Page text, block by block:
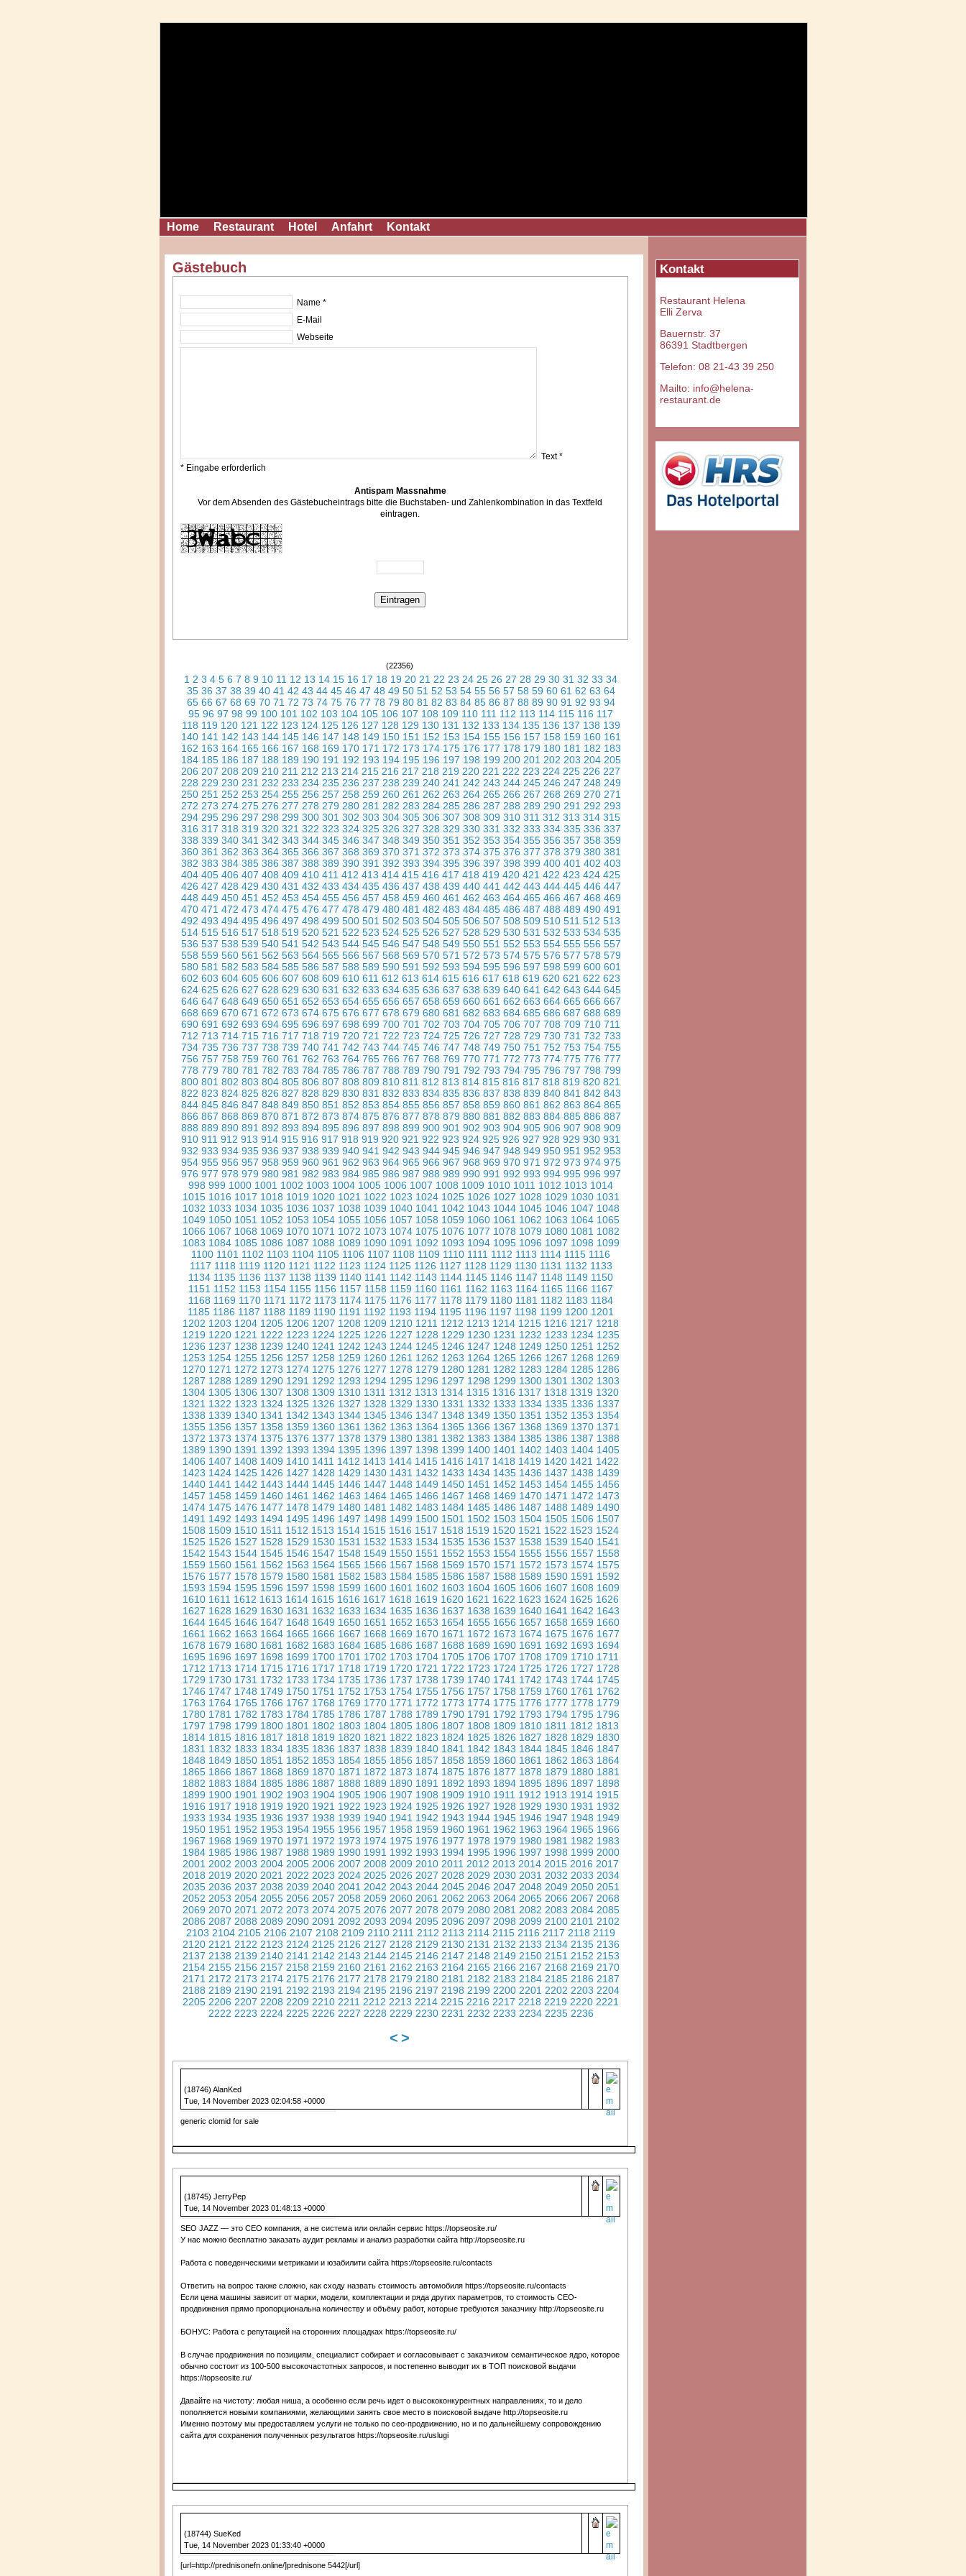
Home Restaurant Hotel Anfahrt Kontakt
Gästebuch
Name *
E-Mail
Webseite
Text *
* Eingabe erforderlich
Antispam Massnahme
Vor dem Absenden des Gästebucheintrags bitte die Buchstaben- und Zahlenkombination in das Textfeld
eintragen.
(22356)
1 2 3 4 5 6 7 8 9 10 11 12 13 14 15 16 17 18 19 20 21 22 23 24 25 26 27 28 29 30 31 32 33 34
35 36 37 38 39 40 41 42 43 44 45 46 47 48 49 50 51 52 53 54 55 56 57 58 59 60 61 62 63 64
65 66 67 68 69 70 71 72 73 74 75 76 77 78 79 80 81 82 83 84 85 86 87 88 89 90 91 92 93 94
95 96 97 98 99 100 101 102 103 104 105 106 107 108 109 110 111 112 113 114 115 116 117
118 119 120 121 122 123 124 125 126 127 128 129 130 131 132 133 134 135 136 137 138 139
140 141 142 143 144 145 146 147 148 149 150 151 152 153 154 155 156 157 158 159 160 161
162 163 164 165 166 167 168 169 170 171 172 173 174 175 176 177 178 179 180 181 182 183
184 185 186 187 188 189 190 191 192 193 194 195 196 197 198 199 200 201 202 203 204 205
206 207 208 209 210 211 212 213 214 215 216 217 218 219 220 221 222 223 224 225 226 227
228 229 230 231 232 233 234 235 236 237 238 239 240 241 242 243 244 245 246 247 248 249
250 251 252 253 254 255 256 257 258 259 260 261 262 263 264 265 266 267 268 269 270 271
272 273 274 275 276 277 278 279 280 281 282 283 284 285 286 287 288 289 290 291 292 293
294 295 296 297 298 299 300 301 302 303 304 305 306 307 308 309 310 311 312 313 314 315
316 317 318 319 320 321 322 323 324 325 326 327 328 329 330 331 332 333 334 335 336 337
338 339 340 341 342 343 344 345 346 347 348 349 350 351 352 353 354 355 356 357 358 359
360 361 362 363 364 365 366 367 368 369 370 371 372 373 374 375 376 377 378 379 380 381
382 383 384 385 386 387 388 389 390 391 392 393 394 395 396 397 398 399 400 401 402 403
404 405 406 407 408 409 410 411 412 413 414 415 416 417 418 419 420 421 422 423 424 425
426 427 428 429 430 431 432 433 434 435 436 437 438 439 440 441 442 443 444 445 446 447
448 449 450 451 452 453 454 455 456 457 458 459 460 461 462 463 464 465 466 467 468 469
470 471 472 473 474 475 476 477 478 479 480 481 482 483 484 485 486 487 488 489 490 491
492 493 494 495 496 497 498 499 500 501 502 503 504 505 506 507 508 509 510 511 512 513
514 515 516 517 518 519 520 521 522 523 524 525 526 527 528 529 530 531 532 533 534 535
536 537 538 539 540 541 542 543 544 545 546 547 548 549 550 551 552 553 554 555 556 557
558 559 560 561 562 563 564 565 566 567 568 569 570 571 572 573 574 575 576 577 578 579
580 581 582 583 584 585 586 587 588 589 590 591 592 593 594 595 596 597 598 599 600 601
602 603 604 605 606 607 608 609 610 611 612 613 614 615 616 617 618 619 620 621 622 623
624 625 626 627 628 629 630 631 632 633 634 635 636 637 638 639 640 641 642 643 644 645
646 647 648 649 650 651 652 653 654 655 656 657 658 659 660 661 662 663 664 665 666 667
668 669 670 671 672 673 674 675 676 677 678 679 680 681 682 683 684 685 686 687 688 689
690 691 692 693 694 695 696 697 698 699 700 701 702 703 704 705 706 707 708 709 710 711
712 713 714 715 716 717 718 719 720 721 722 723 724 725 726 727 728 729 730 731 732 733
734 735 736 737 738 739 740 741 742 743 744 745 746 747 748 749 750 751 752 753 754 755
756 757 758 759 760 761 762 763 764 765 766 767 768 769 770 771 772 773 774 775 776 777
778 779 780 781 782 783 784 785 786 787 788 789 790 791 792 793 794 795 796 797 798 799
800 801 802 803 804 805 806 807 808 809 810 811 812 813 814 815 816 817 818 819 820 821
822 823 824 825 826 827 828 829 830 831 832 833 834 835 836 837 838 839 840 841 842 843
844 845 846 847 848 849 850 851 852 853 854 855 856 857 858 859 860 861 862 863 864 865
866 867 868 869 870 871 872 873 874 875 876 877 878 879 880 881 882 883 884 885 886 887
888 889 890 891 892 893 894 895 896 897 898 899 900 901 902 903 904 905 906 907 908 909
910 911 912 913 914 915 916 917 918 919 920 921 922 923 924 925 926 927 928 929 930 931
932 933 934 935 936 937 938 939 940 941 942 943 944 945 946 947 948 949 950 951 952 953
954 955 956 957 958 959 960 961 962 963 964 965 966 967 968 969 970 971 972 973 974 975
976 977 978 979 980 981 982 983 984 985 986 987 988 989 990 991 992 993 994 995 996 997
998 999 1000 1001 1002 1003 1004 1005 1006 1007 1008 1009 1010 1011 1012 1013 1014
1015 1016 1017 1018 1019 1020 1021 1022 1023 1024 1025 1026 1027 1028 1029 1030 1031
1032 1033 1034 1035 1036 1037 1038 1039 1040 1041 1042 1043 1044 1045 1046 1047 1048
1049 1050 1051 1052 1053 1054 1055 1056 1057 1058 1059 1060 1061 1062 1063 1064 1065
1066 1067 1068 1069 1070 1071 1072 1073 1074 1075 1076 1077 1078 1079 1080 1081 1082
1083 1084 1085 1086 1087 1088 1089 1090 1091 1092 1093 1094 1095 1096 1097 1098 1099
1100 1101 1102 1103 1104 1105 1106 1107 1108 1109 1110 1111 1112 1113 1114 1115 1116
1117 1118 1119 1120 1121 1122 1123 1124 1125 1126 1127 1128 1129 1130 1131 1132 1133
1134 1135 1136 1137 1138 1139 1140 1141 1142 1143 1144 1145 1146 1147 1148 1149 1150
1151 1152 1153 1154 1155 1156 1157 1158 1159 1160 1161 1162 1163 1164 1165 1166 1167
1168 1169 1170 1171 1172 1173 1174 1175 1176 1177 1178 1179 1180 1181 1182 1183 1184
1185 1186 1187 1188 1189 1190 1191 1192 1193 1194 1195 1196 1197 1198 1199 1200 1201
1202 1203 1204 1205 1206 1207 1208 1209 1210 1211 1212 1213 1214 1215 1216 1217 1218
1219 1220 1221 1222 1223 1224 1225 1226 1227 1228 1229 1230 1231 1232 1233 1234 1235
1236 1237 1238 1239 1240 1241 1242 1243 1244 1245 1246 1247 1248 1249 1250 1251 1252
1253 1254 1255 1256 1257 1258 1259 1260 1261 1262 1263 1264 1265 1266 1267 1268 1269
1270 1271 1272 1273 1274 1275 1276 1277 1278 1279 1280 1281 1282 1283 1284 1285 1286
1287 1288 1289 1290 1291 1292 1293 1294 1295 1296 1297 1298 1299 1300 1301 1302 1303
1304 1305 1306 1307 1308 1309 1310 1311 1312 1313 1314 1315 1316 1317 1318 1319 1320
1321 1322 1323 1324 1325 1326 1327 1328 1329 1330 1331 1332 1333 1334 1335 1336 1337
1338 1339 1340 1341 1342 1343 1344 1345 1346 1347 1348 1349 1350 1351 1352 1353 1354
1355 1356 1357 1358 1359 1360 1361 1362 1363 1364 1365 1366 1367 1368 1369 1370 1371
1372 1373 1374 1375 1376 1377 1378 1379 1380 1381 1382 1383 1384 1385 1386 1387 1388
1389 1390 1391 1392 1393 1394 1395 1396 1397 1398 1399 1400 1401 1402 1403 1404 1405
1406 1407 1408 1409 1410 1411 1412 1413 1414 1415 1416 1417 1418 1419 1420 1421 1422
1423 1424 1425 1426 1427 1428 1429 1430 1431 1432 1433 1434 1435 1436 1437 1438 1439
1440 1441 1442 1443 1444 1445 1446 1447 1448 1449 1450 1451 1452 1453 1454 1455 1456
1457 1458 1459 1460 1461 1462 1463 1464 1465 1466 1467 1468 1469 1470 1471 1472 1473
1474 1475 1476 1477 1478 1479 1480 1481 1482 1483 1484 1485 1486 1487 1488 1489 1490
1491 1492 1493 1494 1495 1496 1497 1498 1499 1500 1501 1502 1503 1504 1505 1506 1507
1508 1509 1510 1511 1512 1513 1514 1515 1516 1517 1518 1519 1520 1521 1522 1523 1524
1525 1526 1527 1528 1529 1530 1531 1532 1533 1534 1535 1536 1537 1538 1539 1540 1541
1542 1543 1544 1545 1546 1547 1548 1549 1550 1551 1552 1553 1554 1555 1556 1557 1558
1559 1560 1561 1562 1563 1564 1565 1566 1567 1568 1569 1570 1571 1572 1573 1574 1575
1576 1577 1578 1579 1580 1581 1582 1583 1584 1585 1586 1587 1588 1589 1590 1591 1592
1593 1594 1595 1596 1597 1598 1599 1600 1601 1602 1603 1604 1605 1606 1607 1608 1609
1610 1611 1612 1613 1614 1615 1616 1617 1618 1619 1620 1621 1622 1623 1624 1625 1626
1627 1628 1629 1630 1631 1632 1633 1634 1635 1636 1637 1638 1639 1640 1641 1642 1643
1644 1645 1646 1647 1648 1649 1650 1651 1652 1653 1654 1655 1656 1657 1658 1659 1660
1661 1662 1663 1664 1665 1666 1667 1668 1669 1670 1671 1672 1673 1674 1675 1676 1677
1678 1679 1680 1681 1682 1683 1684 1685 1686 1687 1688 1689 1690 1691 1692 1693 1694
1695 1696 1697 1698 1699 1700 1701 1702 1703 1704 1705 1706 1707 1708 1709 1710 1711
1712 1713 1714 1715 1716 1717 1718 1719 1720 1721 1722 1723 1724 1725 1726 1727 1728
1729 1730 1731 1732 1733 1734 1735 1736 1737 1738 1739 1740 1741 1742 1743 1744 1745
1746 1747 1748 1749 1750 1751 1752 1753 1754 1755 1756 1757 1758 1759 1760 1761 1762
1763 1764 1765 1766 1767 1768 1769 1770 1771 1772 1773 1774 1775 1776 1777 1778 1779
1780 1781 1782 1783 1784 1785 1786 1787 1788 1789 1790 1791 1792 1793 1794 1795 1796
1797 1798 1799 1800 1801 1802 1803 1804 1805 1806 1807 1808 1809 1810 1811 1812 1813
1814 1815 1816 1817 1818 1819 1820 1821 1822 1823 1824 1825 1826 1827 1828 1829 1830
1831 1832 1833 1834 1835 1836 1837 1838 1839 1840 1841 1842 1843 1844 1845 1846 1847
1848 1849 1850 1851 1852 1853 1854 1855 1856 1857 1858 1859 1860 1861 1862 1863 1864
1865 1866 1867 1868 1869 1870 1871 1872 1873 1874 1875 1876 1877 1878 1879 1880 1881
1882 1883 1884 1885 1886 1887 1888 1889 1890 1891 1892 1893 1894 1895 1896 1897 1898
1899 1900 1901 1902 1903 1904 1905 1906 1907 1908 1909 1910 1911 1912 1913 1914 1915
1916 1917 1918 1919 1920 1921 1922 1923 1924 1925 1926 1927 1928 1929 1930 1931 1932
1933 1934 1935 1936 1937 1938 1939 1940 1941 1942 1943 1944 1945 1946 1947 1948 1949
1950 1951 1952 1953 1954 1955 1956 1957 1958 1959 1960 1961 1962 1963 1964 1965 1966
1967 1968 1969 1970 1971 1972 1973 1974 1975 1976 1977 1978 1979 1980 1981 1982 1983
1984 1985 1986 1987 1988 1989 1990 1991 1992 1993 1994 1995 1996 1997 1998 1999 2000
2001 2002 2003 2004 2005 2006 2007 2008 2009 2010 2011 2012 2013 2014 2015 2016 2017
2018 2019 2020 2021 2022 2023 2024 2025 2026 2027 2028 2029 2030 2031 2032 2033 2034
2035 2036 2037 2038 2039 2040 2041 2042 2043 2044 2045 2046 2047 2048 2049 2050 2051
2052 2053 2054 2055 2056 2057 2058 2059 2060 2061 2062 2063 2064 2065 2066 2067 2068
2069 2070 2071 2072 2073 2074 2075 2076 2077 2078 2079 2080 2081 2082 2083 2084 2085
2086 2087 2088 2089 2090 2091 2092 2093 2094 2095 2096 2097 2098 2099 2100 2101 2102
2103 2104 2105 2106 2107 2108 2109 2110 2111 2112 2113 2114 2115 2116 2117 2118 2119
2120 2121 2122 2123 2124 2125 2126 2127 2128 2129 2130 2131 2132 2133 2134 2135 2136
2137 2138 2139 2140 2141 2142 2143 2144 2145 2146 2147 2148 2149 2150 2151 2152 2153
2154 2155 2156 2157 2158 2159 2160 2161 2162 2163 2164 2165 2166 2167 2168 2169 2170
2171 2172 2173 2174 2175 2176 2177 2178 2179 2180 2181 2182 2183 2184 2185 2186 2187
2188 2189 2190 2191 2192 2193 2194 2195 2196 2197 2198 2199 2200 2201 2202 2203 2204
2205 2206 2207 2208 2209 2210 2211 2212 2213 2214 2215 2216 2217 2218 2219 2220 2221
2222 2223 2224 2225 2226 2227 2228 2229 2230 2231 2232 2233 2234 2235 2236
< >
(18746) AlanKed
Tue, 14 November 2023 02:04:58 +0000
generic clomid for sale
(18745) JerryPep
Tue, 14 November 2023 01:48:13 +0000
SEO JAZZ — это СЕО компания, а не система или онлайн сервис https://topseosite.ru/
У нас можно бесплатно заказать аудит рекламы и анализ разработки сайта http://topseosite.ru
Работа с поведенческими метриками и юзабилити сайта https://topseosite.ru/contacts
Ответить на вопрос также сложно, как сходу назвать стоимость автомобиля https://topseosite.ru/contacts
Если цена машины зависит от марки, модели, комплектации и ряда других параметров, то стоимость СЕО-
продвижения прямо пропорциональна количеству и объёму работ, которые требуются заказчику http://topseosite.ru
БОНУС: Работа с репутацией на сторонних площадках https://topseosite.ru/
В случае продвижения по позициям, специалист собирает и согласовывает с заказчиком семантическое ядро, которое
обычно состоит из 100-500 высокочастотных запросов, и постепенно выводит их в ТОП поисковой выдачи
https://topseosite.ru/
Давайте на чистоту: любая ниша, а особенно если речь идет о высококонкурентных направлениях, то и дело
пополняется новыми компаниями, желающими занять свое место в поисковой выдаче http://topseosite.ru
Именно поэтому мы предоставляем услуги не только по сео-продвижению, но и по дальнейшему сопровождению
сайта для сохранения полученных результатов https://topseosite.ru/uslugi
(18744) SueKed
Tue, 14 November 2023 01:33:40 +0000
[url=http://prednisonefn.online/]prednisone 5442[/url]
Kontakt
Restaurant Helena
Elli Zerva
Bauernstr. 37
86391 Stadtbergen
Telefon: 08 21-43 39 250
Mailto: info@helena-
restaurant.de